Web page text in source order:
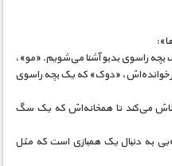
راسوی بدبو آشنا می‌شویم. «مو»،
«دوک» که یک بچه راسوی
می‌کند تا همخانه‌اش که یک سگ
به دنبال یک همبازی است که مثل